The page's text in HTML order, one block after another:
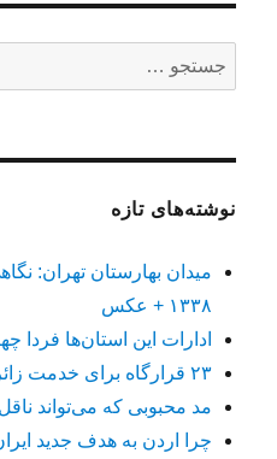
جستجو
برای:
نوشته‌های تازه
۱۳۳۸ + عکس
ادارات این استان‌ها فردا
۲۳ قرارگاه برای خدمت زائران + اینفوگرافیک
مد محبوبی که می‌تواند
چرا اردن به هدف جدید